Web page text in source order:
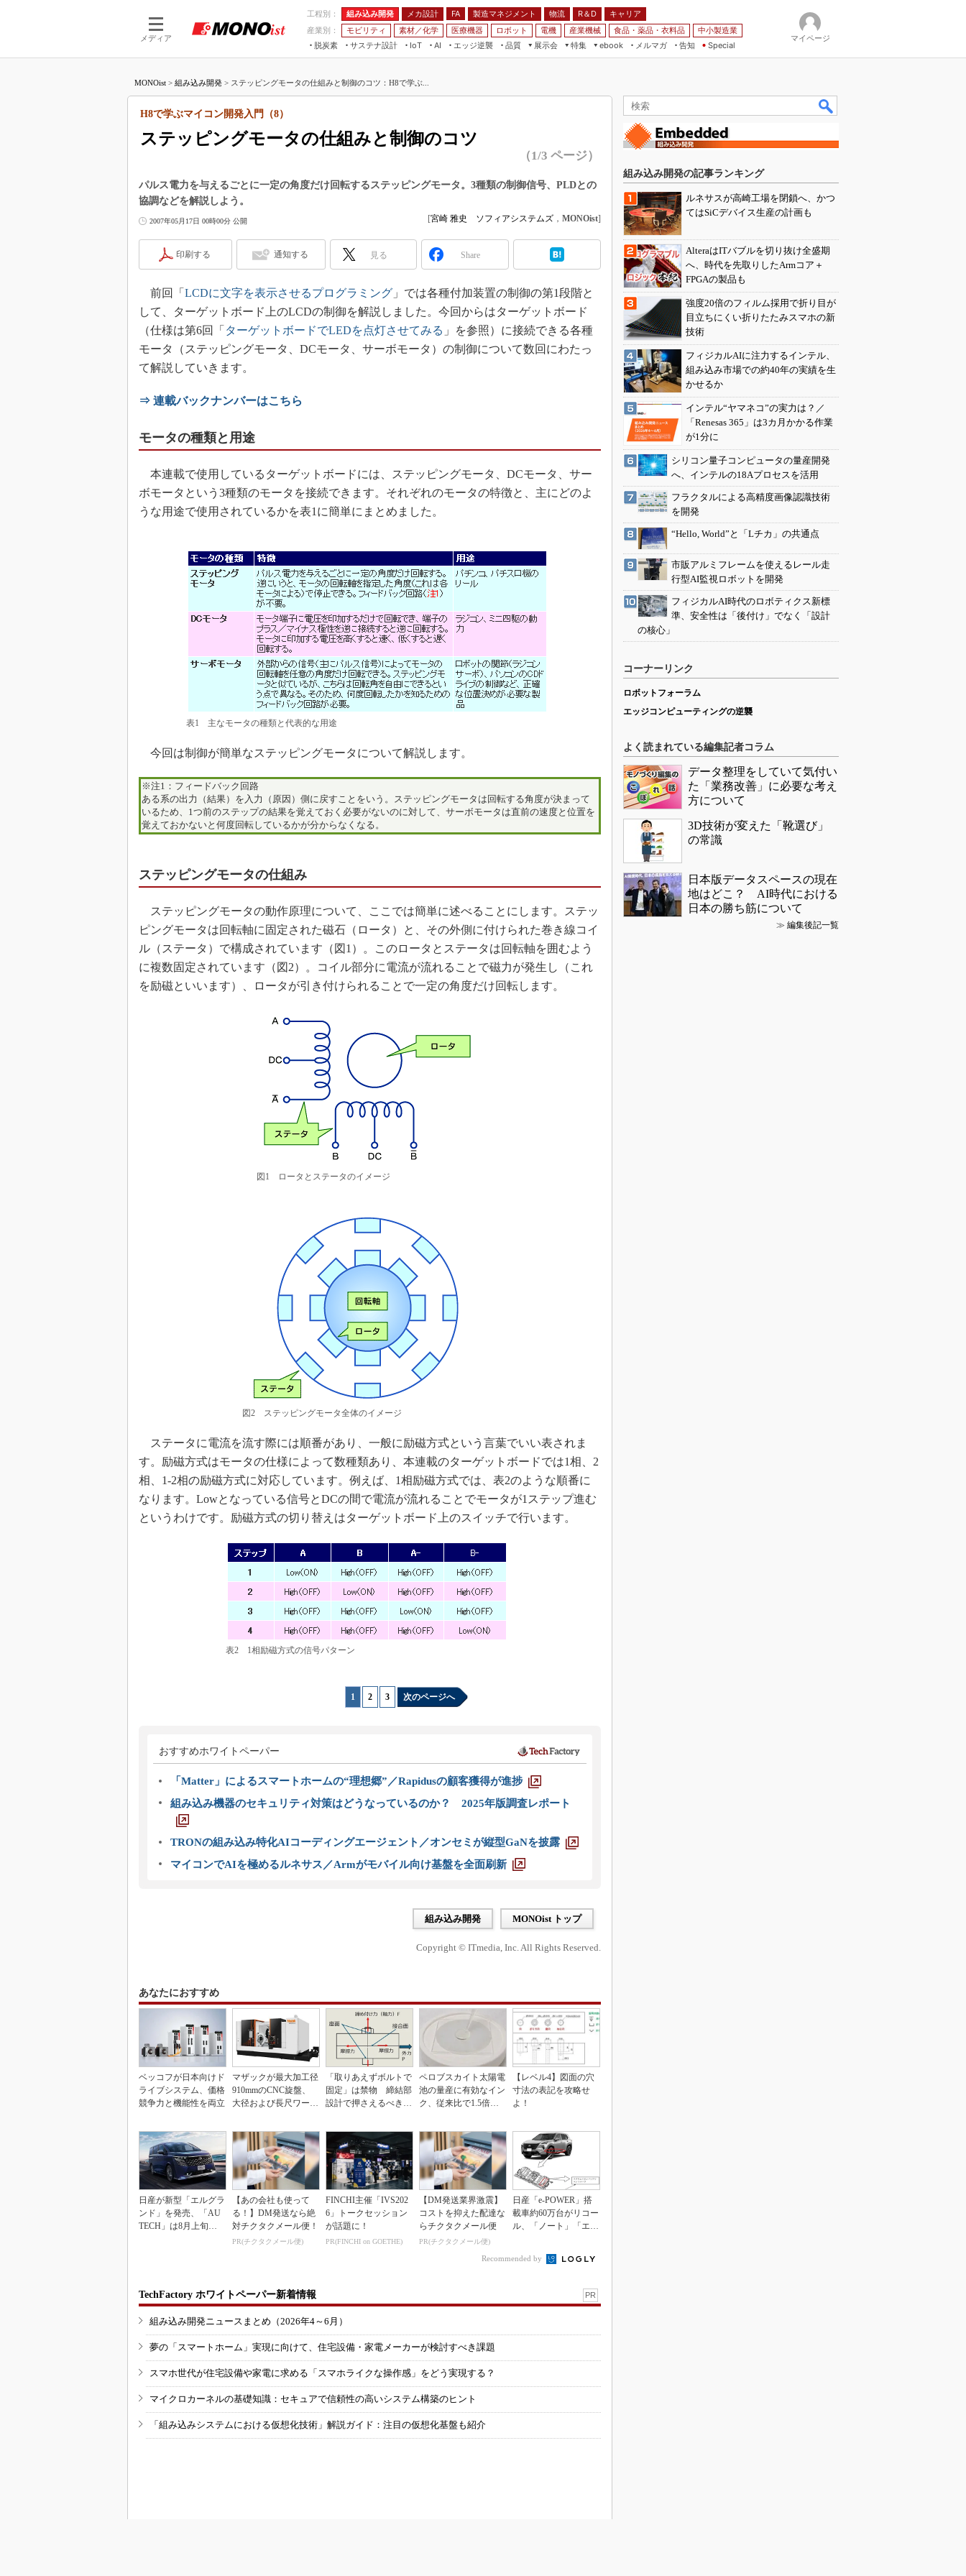
メディア
工程別： 組み込み開発 メカ設計 FA 製造マネジメント 物流 R＆D
キャリア
産業別：
モビリティ 素材／化学 医療機器 ロボット 電機 産業機械 食品・薬品・衣料品
中小製造業
脱炭素
サステナ設計
IoT
つながる工場
AI
AI×設備保全
エッジ逆襲 品質
展示会
JIMTOF
IIFES
ジャパンモビリティショー
スマート工場EXPO
EdgeTech+
日本ものづくりワールド
AUTOMOTIVE WORLD
産業オープンネット展
特集
つながるクルマ
組み込みモデリング
Windows Embedded
車載ソフト開発
無償設計ツール
3Dプリンタ
デジタルツインとCAE
植物工場
グローバル設計・開発
制御セキュリティ
新型コロナへの対応
ebook
メルマガ
告知 Special
マイページ
MONOist > 組み込み開発 > ステッピングモータの仕組みと制御のコツ：H8で学ぶ...
ステッピングモータの仕組みと制御のコツ
H8で学ぶマイコン開発入門（8）
（1/3 ページ）
パルス電力を与えるごとに一定の角度だけ回転するステッピングモータ。3種類の制御信号、PLDとの
協調などを解説しよう。
2007年05月17日 00時00分 公開 [宮崎 雅史 ソフィアシステムズ ， MONOist]
印刷する 通知する 見る Share
前回「 LCDに文字を表示させるプログラミング 」では各種付加装置の制御の第1段階と
して、ターゲットボード上のLCDの制御を解説しました。今回からはターゲットボード
（仕様は第6回「 ターゲットボードでLEDを点灯させてみる 」を参照）に接続できる各種
モータ（ステッピングモータ、DCモータ、サーボモータ）の制御について数回にわたっ
て解説していきます。
⇒ 連載バックナンバーはこちら
モータの種類と用途
本連載で使用しているターゲットボードには、ステッピングモータ、DCモータ、サー
ボモータという3種類のモータを接続できます。それぞれのモータの特徴と、主にどのよ
うな用途で使用されているかを表1に簡単にまとめました。
表1 主なモータの種類と代表的な用途
今回は制御が簡単なステッピングモータについて解説します。
※注1：フィードバック回路
ある系の出力（結果）を入力（原因）側に戻すことをいう。ステッピングモータは回転する角度が決まって
いるため、1つ前のステップの結果を覚えておく必要がないのに対して、サーボモータは直前の速度と位置を
覚えておかないと何度回転しているかが分からなくなる。
ステッピングモータの仕組み
ステッピングモータの動作原理について、ここでは簡単に述べることにします。ステッ
ピングモータは回転軸に固定された磁石（ロータ）と、その外側に付けられた巻き線コイ
ル（ステータ）で構成されています（図1）。このロータとステータは回転軸を囲むよう
に複数固定されています（図2）。コイル部分に電流が流れることで磁力が発生し（これ
を励磁といいます）、ロータが引き付けられることで一定の角度だけ回転します。
図1 ロータとステータのイメージ
図2 ステッピングモータ全体のイメージ
ステータに電流を流す際には順番があり、一般に励磁方式という言葉でいい表されま
す。励磁方式はモータの仕様によって数種類あり、本連載のターゲットボードでは1相、2
相、1-2相の励磁方式に対応しています。例えば、1相励磁方式では、表2のような順番に
なります。Lowとなっている信号とDCの間で電流が流れることでモータが1ステップ進む
というわけです。励磁方式の切り替えはターゲットボード上のスイッチで行います。
表2 1相励磁方式の信号パターン
1 2 3 次のページへ
おすすめホワイトペーパー
「Matter」によるスマートホームの“理想郷”／Rapidusの顧客獲得が進捗
組み込み機器のセキュリティ対策はどうなっているのか？ 2025年版調査レポート
TRONの組み込み特化AIコーディングエージェント／オンセミが縦型GaNを披露
マイコンでAIを極めるルネサス／Armがモバイル向け基盤を全面刷新
組み込み開発 MONOist トップ
Copyright © ITmedia, Inc. All Rights Reserved.
あなたにおすすめ
ベッコフが日本向けド
ライブシステム、価格
競争力と機能性を両立
マザックが最大加工径
910mmのCNC旋盤、
大径および長尺ワーク
「取りあえずボルトで
固定」は禁物 締結部
設計で押さえるべき基
ペロブスカイト太陽電
池の量産に有効なイン
ク、従来比で1.5倍の
【レベル4】図面の穴
寸法の表記を攻略せ
よ！
日産が新型「エルグラ
ンド」を発売、「AU
TECH」は8月上旬に
【あの会社も使って
る！】DM発送なら絶
対チクタクメール便！
PR(チクタクメール便)
FINCHI主催「IVS202
6」トークセッション
が話題に！
PR(FINCHI on GOETHE)
【DM発送業界激震】
コストを抑えた配達な
らチクタクメール便
PR(チクタクメール便)
日産「e-POWER」搭
載車約60万台がリコー
ル、「ノート」「エク
Recommended by
TechFactory ホワイトペーパー新着情報 PR
組み込み開発ニュースまとめ（2026年4～6月）
夢の「スマートホーム」実現に向けて、住宅設備・家電メーカーが検討すべき課題
スマホ世代が住宅設備や家電に求める「スマホライクな操作感」をどう実現する？
マイクロカーネルの基礎知識：セキュアで信頼性の高いシステム構築のヒント
「組み込みシステムにおける仮想化技術」解説ガイド：注目の仮想化基盤も紹介
組み込み開発の記事ランキング
ルネサスが高崎工場を閉鎖へ、かつ
てはSiCデバイス生産の計画も
AlteraはITバブルを切り抜け全盛期
へ、時代を先取りしたArmコア＋
FPGAの製品も
強度20倍のフィルム採用で折り目が
目立ちにくい折りたたみスマホの新
技術
フィジカルAIに注力するインテル、
組み込み市場での約40年の実績を生
かせるか
インテル“ヤマネコ”の実力は？／
「Renesas 365」は3カ月かかる作業
が1分に
シリコン量子コンピュータの量産開発
へ、インテルの18Aプロセスを活用
フラクタルによる高精度画像認識技術
を開発
“Hello, World”と「Lチカ」の共通点
市販アルミフレームを使えるレール走
行型AI監視ロボットを開発
フィジカルAI時代のロボティクス新標
準、安全性は「後付け」でなく「設計
の核心」
コーナーリンク
ロボットフォーラム
エッジコンピューティングの逆襲
よく読まれている編集記者コラム
データ整理をしていて気付い
た「業務改善」に必要な考え
方について
3D技術が変えた「靴選び」
の常識
日本版データスペースの現在
地はどこ？ AI時代における
日本の勝ち筋について
≫ 編集後記一覧